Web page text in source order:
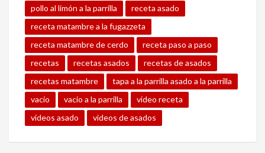
pollo al limón a la parrilla
receta asado
receta matambre a la fugazzeta
receta matambre de cerdo
receta paso a paso
recetas
recetas asados
recetas de asados
recetas matambre
tapa a la parrilla asado a la parrilla
vacio
vacio a la parrilla
video receta
videos asado
videos de asados